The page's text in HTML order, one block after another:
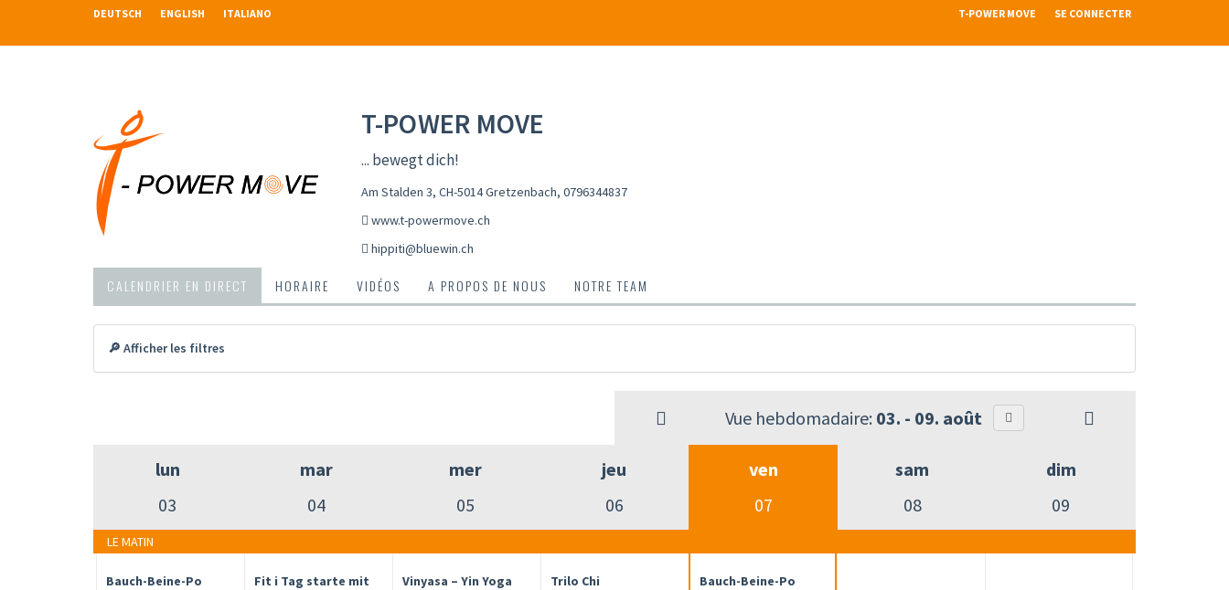
DEUTSCH ENGLISH ITALIANO T-POWER MOVE SE CONNECTER
T-POWER MOVE
... bewegt dich!
Am Stalden 3, CH-5014 Gretzenbach, 0796344837
www.t-powermove.ch
hippiti@bluewin.ch
CALENDRIER EN DIRECT HORAIRE VIDÉOS A PROPOS DE NOUS NOTRE TEAM
🔎 Afficher les filtres
Vue hebdomadaire: 03. - 09. août
lun
03
mar
04
mer
05
jeu
06
ven
07
sam
08
dim
09
LE MATIN
Bauch-Beine-Po
Fit i Tag starte mit
Vinyasa – Yin Yoga
Trilo Chi
Bauch-Beine-Po